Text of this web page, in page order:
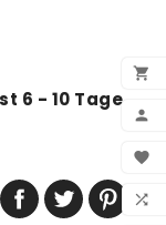




6 - 10 Tage